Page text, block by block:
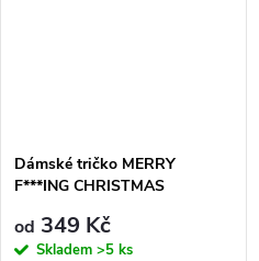
Dámské tričko MERRY
F***ING CHRISTMAS
od 349 Kč
Skladem >5 ks